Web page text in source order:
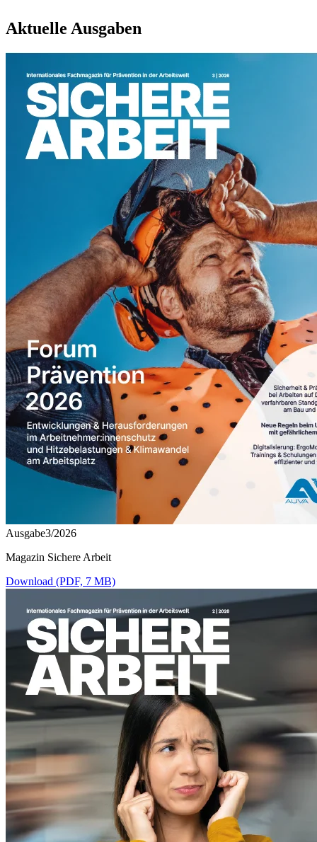
Aktuelle Ausgaben
Ausgabe3/2026
Magazin Sichere Arbeit
Download (PDF, 7 MB)